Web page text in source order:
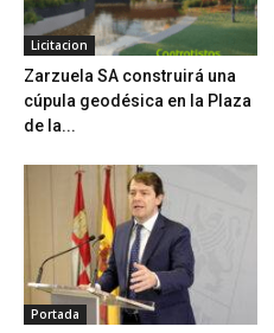
Licitacion
Zarzuela SA construirá una
cúpula geodésica en la Plaza
de la...
Portada